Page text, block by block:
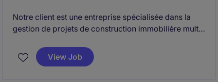
Notre client est une entreprise spécialisée dans la
gestion de projets de construction immobilière multi-
sommes à la recherche d'un Directeur de projets
pour assurer la gestion complète de projets
View Job